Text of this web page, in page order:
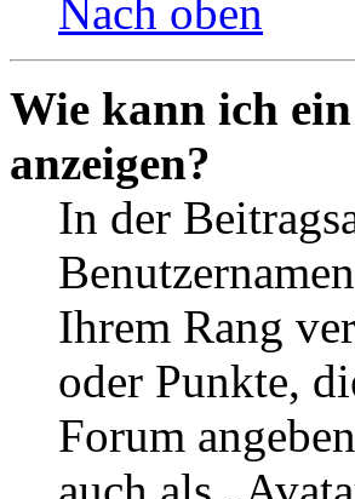
Nach oben
Wie kann ich
anzeigen?
In der
Ihrem Rang
oder Punkte,
Forum